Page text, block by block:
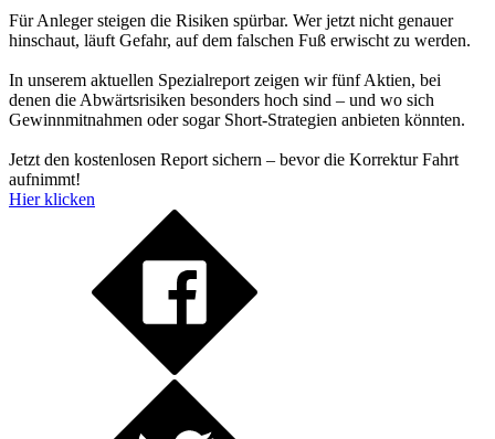
Für Anleger steigen die Risiken spürbar. Wer jetzt nicht genauer
hinschaut, läuft Gefahr, auf dem falschen Fuß erwischt zu werden.
In unserem aktuellen Spezialreport zeigen wir fünf Aktien, bei
denen die Abwärtsrisiken besonders hoch sind – und wo sich
Gewinnmitnahmen oder sogar Short-Strategien anbieten könnten.
Jetzt den kostenlosen Report sichern – bevor die Korrektur Fahrt
aufnimmt!
Hier klicken